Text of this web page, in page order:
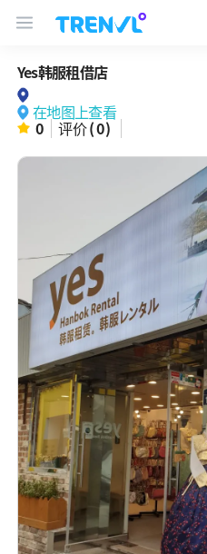
TRENVL Main Header Navigation
Yes韩服租借店
在地图上查看
0 评价( 0)